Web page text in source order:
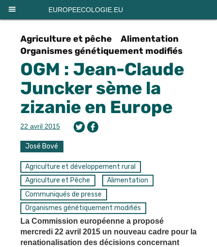
EUROPEECOLOGIE.EU
Agriculture et pêche
Alimentation
Organismes génétiquement modifiés
OGM : Jean-Claude
Juncker sème la
zizanie en Europe
22 avril 2015
José Bové
Agriculture et développement rural
Agriculture et Pêche
Alimentation
Communiqués de presse
Organismes génétiquement modifiés
La Commission européenne a proposé
mercredi 22 avril 2015 un nouveau cadre pour la
renationalisation des décisions concernant